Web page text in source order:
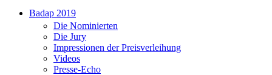
Badap 2019
Die Nominierten
Die Jury
Impressionen der Preisverleihung
Videos
Presse-Echo